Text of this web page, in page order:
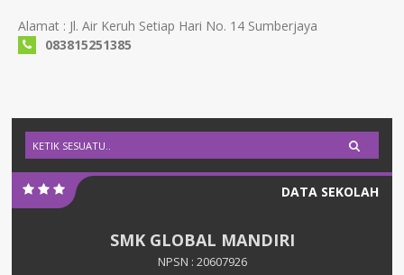
Alamat : Jl. Air Keruh Setiap Hari No. 14 Sumberjaya
083815251385
DATA SEKOLAH
SMK GLOBAL MANDIRI
NPSN : 20607926